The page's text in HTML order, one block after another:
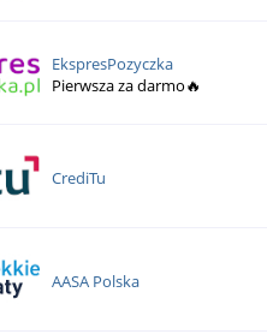
EkspresPozyczka
Pierwsza za darmo🔥
CrediTu
AASA Polska